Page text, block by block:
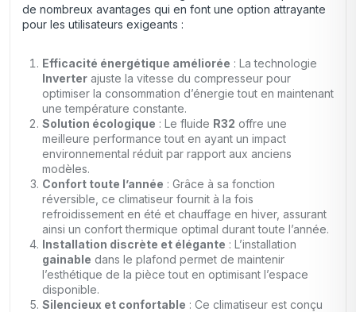
de nombreux avantages qui en font une option attrayante
pour les utilisateurs exigeants :
Efficacité énergétique améliorée : La technologie
Inverter ajuste la vitesse du compresseur pour
optimiser la consommation d’énergie tout en maintenant
une température constante.
Solution écologique : Le fluide R32 offre une
meilleure performance tout en ayant un impact
environnemental réduit par rapport aux anciens
modèles.
Confort toute l’année : Grâce à sa fonction
réversible, ce climatiseur fournit à la fois
refroidissement en été et chauffage en hiver, assurant
ainsi un confort thermique optimal durant toute l’année.
Installation discrète et élégante : L’installation
gainable dans le plafond permet de maintenir
l’esthétique de la pièce tout en optimisant l’espace
disponible.
Silencieux et confortable : Ce climatiseur est conçu